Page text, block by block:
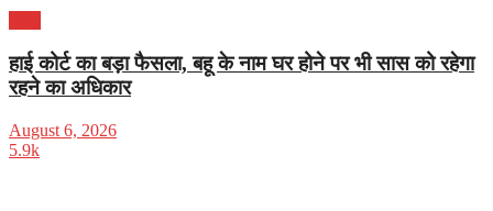
हाई कोर्ट का बड़ा फैसला, बहू के नाम घर होने पर भी सास को रहेगा
रहने का अधिकार
August 6, 2026
5.9k